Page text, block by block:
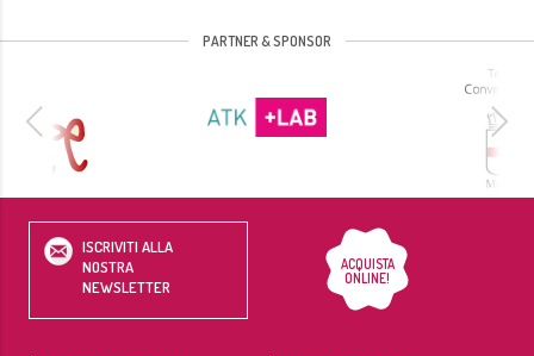
PARTNER & SPONSOR
ISCRIVITI ALLA
NOSTRA
NEWSLETTER
ACQUISTA
ONLINE!